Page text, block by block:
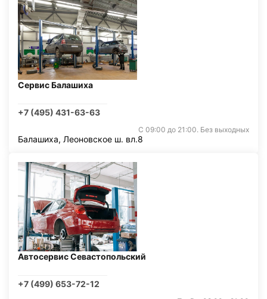
Сервис Балашиха
+7 (495) 431-63-63
С 09:00 до 21:00. Без выходных
Балашиха, Леоновское ш. вл.8
Автосервис Севастопольский
+7 (499) 653-72-12